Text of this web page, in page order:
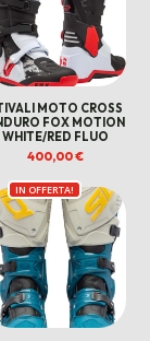
MOTO CROSS
FOX MOTION
WHITE/RED FLUO
400,00€
IN OFFERTA!